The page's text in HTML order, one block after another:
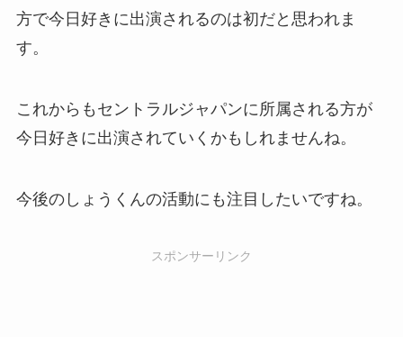
方で今日好きに出演されるのは初だと思われま
す。
これからもセントラルジャパンに所属される方が
今日好きに出演されていくかもしれませんね。
今後のしょうくんの活動にも注目したいですね。
スポンサーリンク